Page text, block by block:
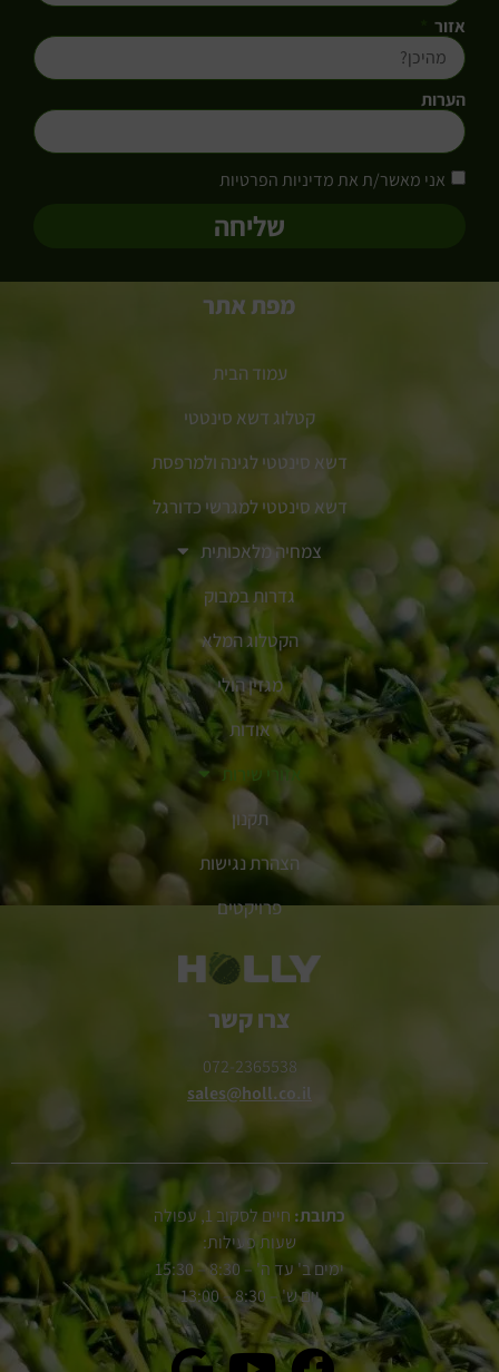
אזור
הערות
אני מאשר/ת את מדיניות הפרטיות
שליחה
מפת אתר
עמוד הבית
קטלוג דשא סינטטי
דשא סינטטי לגינה ולמרפסת
דשא סינטטי למגרשי כדורגל
צמחיה מלאכותית
גדרות במבוק
הקטלוג המלא
מגזין הולי
אודות
אזורי שירות
תקנון
הצהרת נגישות
פרויקטים
צרו קשר
072-2365538
sales@holl.co.il
כתובת: חיים לסקוב 1, עפולה
שעות פעילות:
ימים ב' עד ה' – 8:30 – 15:30
יום ש' – 8:30 – 13:00